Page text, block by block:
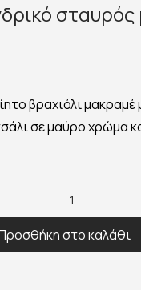
σταυρός
€.βραχιόλι μακραμέ
σε μαύρο χρώμα
στο καλάθι